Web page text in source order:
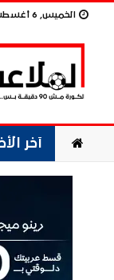
الخميس, 6 أغسطس 2026
آخر